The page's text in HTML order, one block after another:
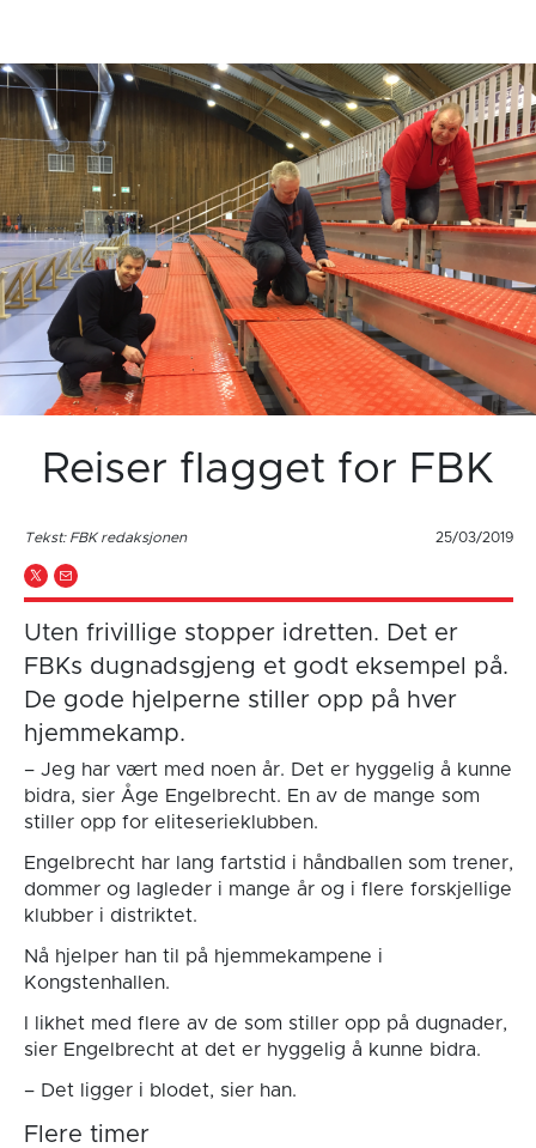
Reiser flagget for FBK
Tekst: FBK redaksjonen 25/03/2019
Uten frivillige stopper idretten. Det er
FBKs dugnadsgjeng et godt eksempel på.
De gode hjelperne stiller opp på hver
hjemmekamp.
– Jeg har vært med noen år. Det er hyggelig å kunne
bidra, sier Åge Engelbrecht. En av de mange som
stiller opp for eliteserieklubben.
Engelbrecht har lang fartstid i håndballen som trener,
dommer og lagleder i mange år og i flere forskjellige
klubber i distriktet.
Nå hjelper han til på hjemmekampene i
Kongstenhallen.
I likhet med flere av de som stiller opp på dugnader,
sier Engelbrecht at det er hyggelig å kunne bidra.
– Det ligger i blodet, sier han.
Flere timer